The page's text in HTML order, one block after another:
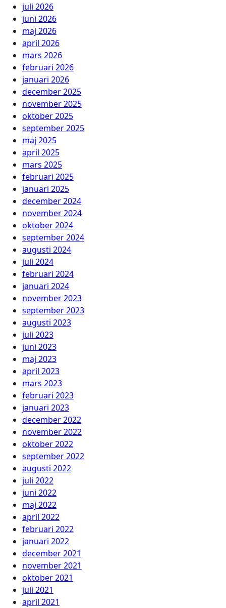
juli 2026
juni 2026
maj 2026
april 2026
mars 2026
februari 2026
januari 2026
december 2025
november 2025
oktober 2025
september 2025
maj 2025
april 2025
mars 2025
februari 2025
januari 2025
december 2024
november 2024
oktober 2024
september 2024
augusti 2024
juli 2024
februari 2024
januari 2024
november 2023
september 2023
augusti 2023
juli 2023
juni 2023
maj 2023
april 2023
mars 2023
februari 2023
januari 2023
december 2022
november 2022
oktober 2022
september 2022
augusti 2022
juli 2022
juni 2022
maj 2022
april 2022
februari 2022
januari 2022
december 2021
november 2021
oktober 2021
juli 2021
april 2021